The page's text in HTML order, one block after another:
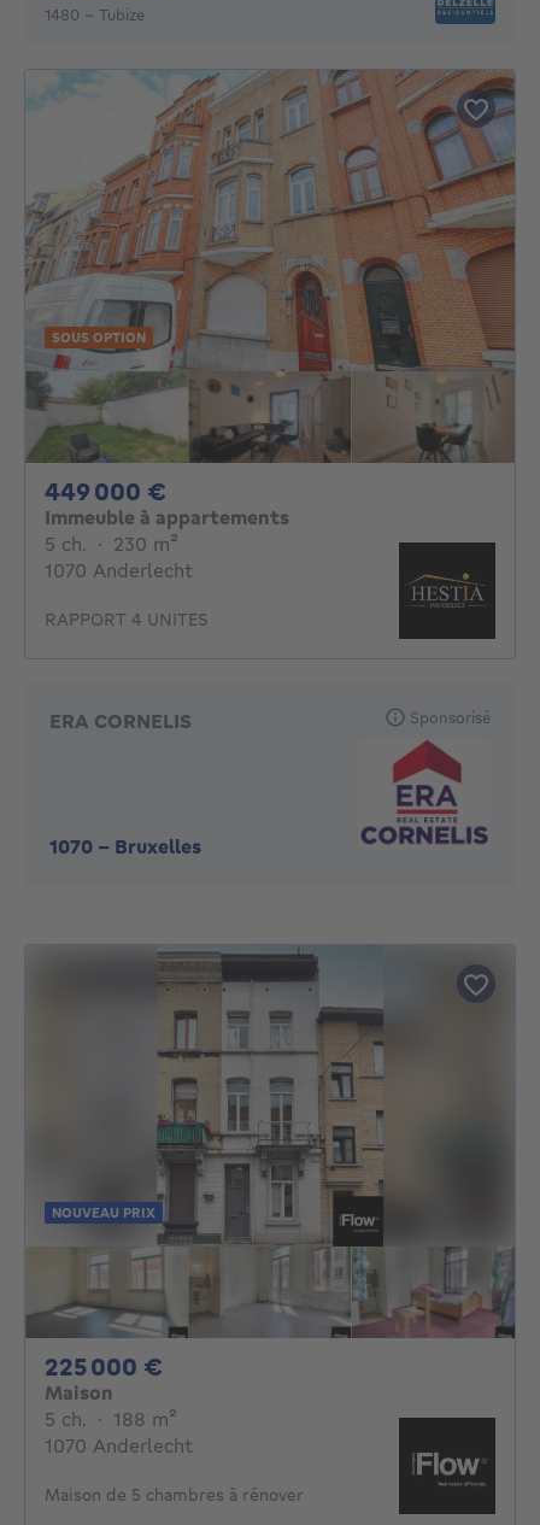
1480 - Tubize
SOUS OPTION
449 000 €
Immeuble à appartements
5 ch. 5 chambres
· 230 m²
1070 Anderlecht
RAPPORT 4 UNITES
ERA CORNELIS
1070 - Bruxelles
Sponsorisé
NOUVEAU PRIX
225 000 €
Maison
5 ch. 5 chambres
· 188 m²
1070 Anderlecht
Maison de 5 chambres à rénover